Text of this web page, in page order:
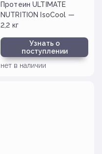
Протеин ULTIMATE
NUTRITION IsoCool —
2,2 кг
Узнать о
поступлении
нет в наличии